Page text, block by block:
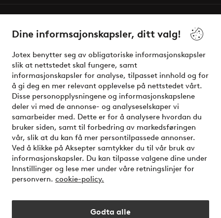
Dine informsajonskapsler, ditt valg!
Jotex benytter seg av obligatoriske informasjonskapsler
slik at nettstedet skal fungere, samt
informasjonskapsler for analyse, tilpasset innhold og for
å gi deg en mer relevant opplevelse på nettstedet vårt.
Disse personopplysningene og informasjonskapslene
deler vi med de annonse- og analyseselskaper vi
samarbeider med. Dette er for å analysere hvordan du
bruker siden, samt til forbedring av markedsføringen
vår, slik at du kan få mer persontilpassede annonser.
Ved å klikke på Aksepter samtykker du til vår bruk av
informasjonskapsler. Du kan tilpasse valgene dine under
Innstillinger og lese mer under våre retningslinjer for
personvern. cookie-policy.
Godta alle
Venner
Sikre betalinger - Betal direkte eller del opp
Vil du vite mer om våre betalingsalternativer?
elpy